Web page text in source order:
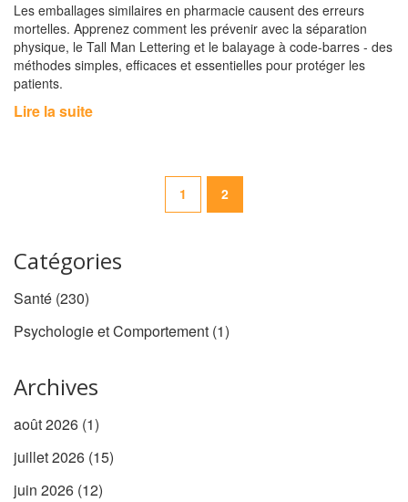
Les emballages similaires en pharmacie causent des erreurs
mortelles. Apprenez comment les prévenir avec la séparation
physique, le Tall Man Lettering et le balayage à code-barres - des
méthodes simples, efficaces et essentielles pour protéger les
patients.
Lire la suite
1 2
Catégories
Santé (230)
Psychologie et Comportement (1)
Archives
août 2026 (1)
juillet 2026 (15)
juin 2026 (12)